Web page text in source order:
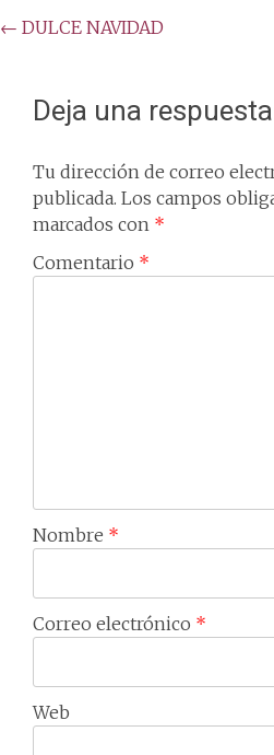
Post
← DULCE NAVIDAD
Deja una respuesta
Tu dirección de correo
publicada. Los campos
marcados con *
Comentario *
Nombre *
Correo electrónico *
Web